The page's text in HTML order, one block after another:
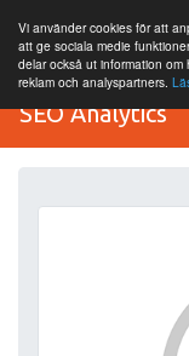
Vi använder cookies för att
att ge sociala medie
delar också ut information
reklam och analyspartners.
SEO Analytics